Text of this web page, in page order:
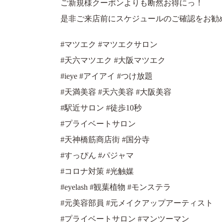
ご新規様クーポンよりも断然お得にっ！
是非ご来店前にスケジュールのご確認をお勧
#マツエク #マツエクサロン
#天六マツエク #大阪マツエク
#ieye #アイアイ #つけ放題
#天満美容 #天六美容 #大阪美容
#駅近サロン #徒歩10秒
#プライベートサロン
#天神橋筋商店街 #国分寺
#すっぴん #パジャマ
#コロナ対策 #光触媒
#eyelash #観葉植物 #モンステラ
#元美容部員 #元メイクアップアーティスト
#プライベートサロン #マンツーマン